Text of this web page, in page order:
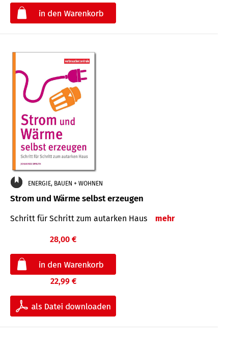
ENERGIE, BAUEN + WOHNEN
Strom und Wärme selbst erzeugen
Schritt für Schritt zum autarken Haus mehr
28,00 €
22,99 €